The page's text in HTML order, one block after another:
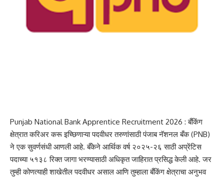
Punjab National Bank Apprentice Recruitment 2026 : बँकिंग
क्षेत्रात करिअर करू इच्छिणाऱ्या पदवीधर तरुणांसाठी पंजाब नॅशनल बँक (PNB)
ने एक सुवर्णसंधी आणली आहे. बँकेने आर्थिक वर्ष २०२५-२६ साठी अप्रेंटिस
पदाच्या ५१३८ रिक्त जागा भरण्यासाठी अधिकृत जाहिरात प्रसिद्ध केली आहे. जर
तुम्ही कोणत्याही शाखेतील पदवीधर असाल आणि तुम्हाला बँकिंग क्षेत्राचा अनुभव